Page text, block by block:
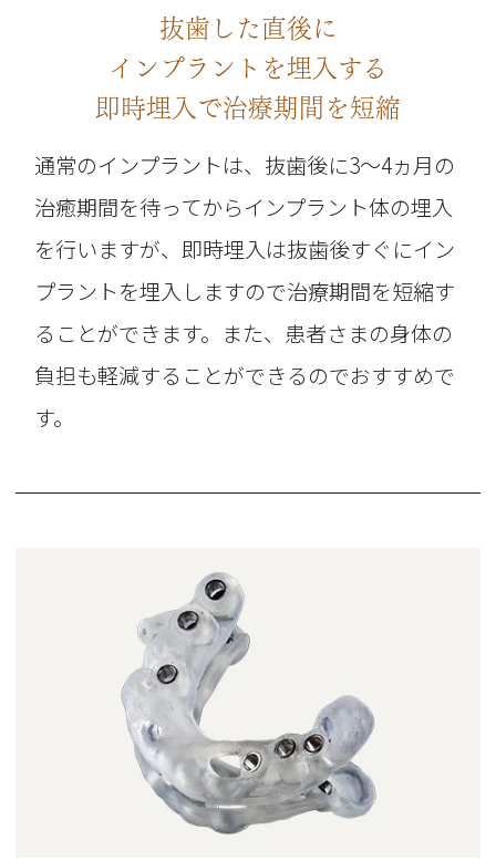
抜歯した直後に
インプラントを埋入する
即時埋入で治療期間を短縮
通常のインプラントは、抜歯後に3～4ヵ月の
治癒期間を待ってからインプラント体の埋入
を行いますが、即時埋入は抜歯後すぐにイン
プラントを埋入しますので治療期間を短縮す
ることができます。また、患者さまの身体の
負担も軽減することができるのでおすすめで
す。